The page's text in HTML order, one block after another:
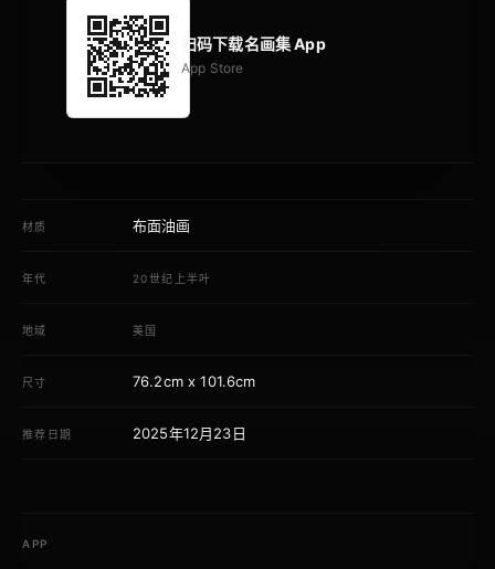
扫码下载名画集 App
App Store
材质 布面油画
年代 20世纪上半叶
地域 美国
尺寸 76.2cm x 101.6cm
推荐日期 2025年12月23日
APP